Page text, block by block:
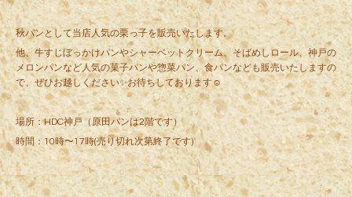
秋パンとして当店人気の栗っ子を販売いたします。
他、牛すじぼっかけパンやシャーベットクリーム、そばめしロール、神戸の
メロンパンなど人気の菓子パンや惣菜パン、食パンなども販売いたしますの
で、ぜひお越しください✨お待ちしております☺️
場所：HDC神戸（原田パンは2階です）
時間：10時〜17時(売り切れ次第終了です)